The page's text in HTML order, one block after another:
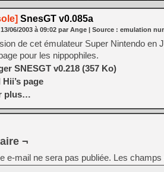
SnesGT v0.085a
13/06/2003 à 09:02 par Ange | Source : emulation
de cet émulateur Super Nintendo en
pour les nippophiles.
SNESGT v0.218 (357 Ko)
page
plus…
¬
e-mail ne sera pas publiée. Les champs